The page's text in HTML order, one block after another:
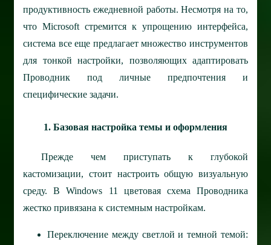
продуктивность ежедневной работы. Несмотря на то,
что Microsoft стремится к упрощению интерфейса,
система все еще предлагает множество инструментов
для тонкой настройки, позволяющих адаптировать
Проводник под личные предпочтения и
специфические задачи.
1. Базовая настройка темы и оформления
Прежде чем приступать к глубокой
кастомизации, стоит настроить общую визуальную
среду. В Windows 11 цветовая схема Проводника
жестко привязана к системным настройкам.
Переключение между светлой и темной темой: